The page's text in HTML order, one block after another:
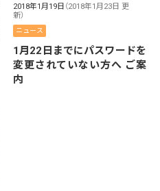
2018年1月19日 （2018年1月23日 更
新）
ニュース
1月22日までにパスワードを
変更されていない方へ ご案
内